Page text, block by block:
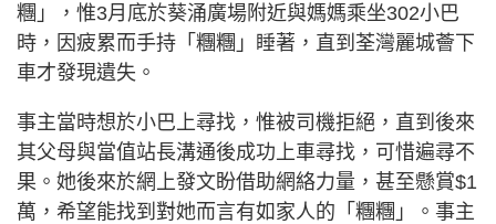
糰」，惟3月底於葵涌廣場附近與媽媽乘坐302小巴
時，因疲累而手持「糰糰」睡著，直到荃灣麗城薈下
車才發現遺失。
事主當時想於小巴上尋找，惟被司機拒絕，直到後來
其父母與當值站長溝通後成功上車尋找，可惜遍尋不
果。她後來於網上發文盼借助網絡力量，甚至懸賞$1
萬，希望能找到對她而言有如家人的「糰糰」。事主